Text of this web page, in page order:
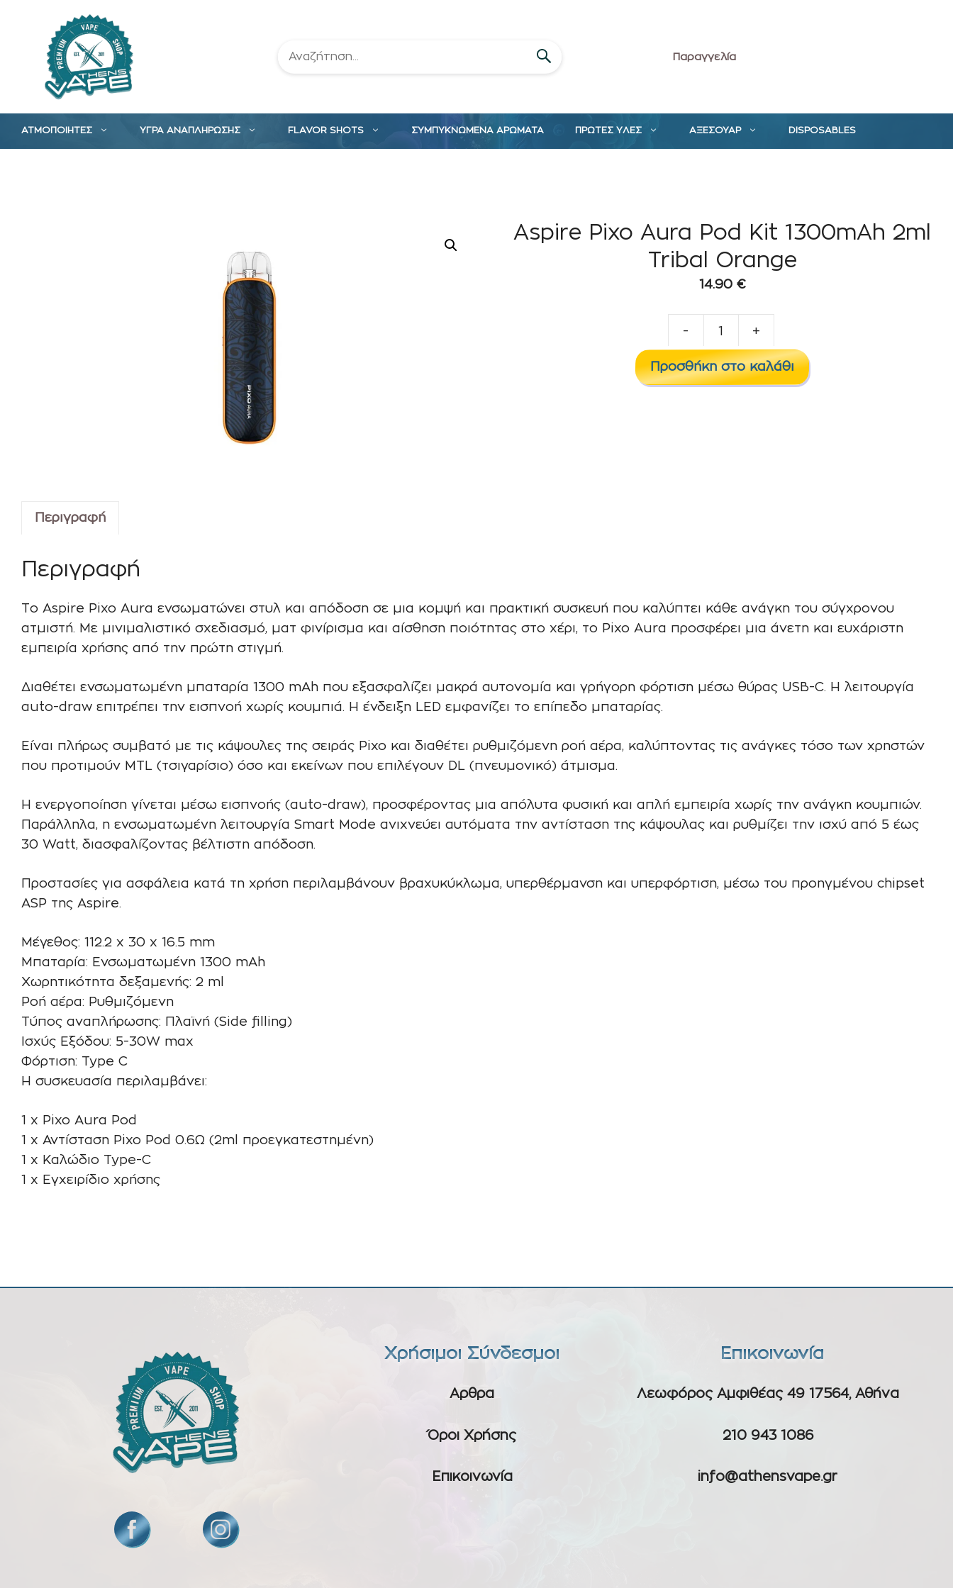
περιεχόμενο
Παραγγελία
ΑΤΜΟΠΟΙΗΤΕΣ ΥΓΡΑ ΑΝΑΠΛΗΡΩΣΗΣ FLAVOR SHOTS ΣΥΜΠΥΚΝΩΜΕΝΑ ΑΡΩΜΑΤΑ ΠΡΩΤΕΣ ΥΛΕΣ ΑΞΕΣΟΥΑΡ DISPOSABLES
Aspire Pixo Aura Pod Kit 1300mAh 2ml
Tribal Orange
14.90€
-
Pixo
Aura
+
Προσθήκη στο καλάθι
Περιγραφή
Περιγραφή
Το Aspire Pixo Aura ενσωματώνει στυλ και απόδοση σε μια κομψή και πρακτική συσκευή που καλύπτει κάθε ανάγκη του σύγχρονου
ατμιστή. Με μινιμαλιστικό σχεδιασμό, ματ φινίρισμα και αίσθηση ποιότητας στο χέρι, το Pixo Aura προσφέρει μια άνετη και ευχάριστη
εμπειρία χρήσης από την πρώτη στιγμή.
Διαθέτει ενσωματωμένη μπαταρία 1300 mAh που εξασφαλίζει μακρά αυτονομία και γρήγορη φόρτιση μέσω θύρας USB-C. Η λειτουργία
auto-draw επιτρέπει την εισπνοή χωρίς κουμπιά. Η ένδειξη LED εμφανίζει το επίπεδο μπαταρίας.
Είναι πλήρως συμβατό με τις κάψουλες της σειράς Pixo και διαθέτει ρυθμιζόμενη ροή αέρα, καλύπτοντας τις ανάγκες τόσο των χρηστών
που προτιμούν MTL (τσιγαρίσιο) όσο και εκείνων που επιλέγουν DL (πνευμονικό) άτμισμα.
Η ενεργοποίηση γίνεται μέσω εισπνοής (auto-draw), προσφέροντας μια απόλυτα φυσική και απλή εμπειρία χωρίς την ανάγκη κουμπιών.
Παράλληλα, η ενσωματωμένη λειτουργία Smart Mode ανιχνεύει αυτόματα την αντίσταση της κάψουλας και ρυθμίζει την ισχύ από 5 έως
30 Watt, διασφαλίζοντας βέλτιστη απόδοση.
Προστασίες για ασφάλεια κατά τη χρήση περιλαμβάνουν βραχυκύκλωμα, υπερθέρμανση και υπερφόρτιση, μέσω του προηγμένου chipset
ASP της Aspire.
Μέγεθος: 112.2 x 30 x 16.5 mm
Μπαταρία: Ενσωματωμένη 1300 mAh
Χωρητικότητα δεξαμενής: 2 ml
Ροή αέρα: Ρυθμιζόμενη
Τύπος αναπλήρωσης: Πλαϊνή (Side filling)
Ισχύς Εξόδου: 5-30W max
Φόρτιση: Type C
Η συσκευασία περιλαμβάνει:
1 x Pixo Aura Pod
1 x Αντίσταση Pixo Pod 0.6Ω (2ml προεγκατεστημένη)
1 x Καλώδιο Type-C
1 x Εγχειρίδιο χρήσης
Χρήσιμοι Σύνδεσμοι
Αρθρα
Όροι Χρήσης
Επικοινωνία
Επικοινωνία
Λεωφόρος Αμφιθέας 49 17564, Αθήνα
210 943 1086
info@athensvape.gr